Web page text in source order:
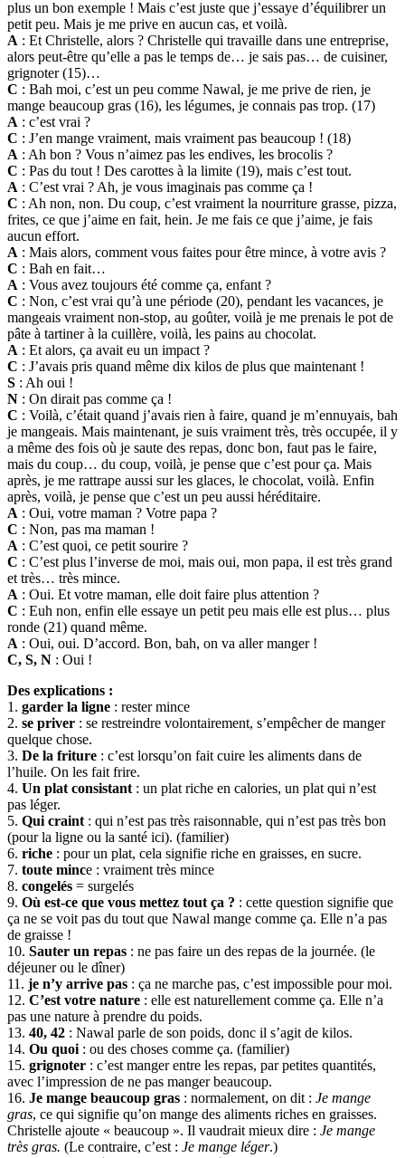
plus un bon exemple ! Mais c’est juste que j’essaye d’équilibrer un
petit peu. Mais je me prive en aucun cas, et voilà.
A : Et Christelle, alors ? Christelle qui travaille dans une entreprise,
alors peut-être qu’elle a pas le temps de… je sais pas… de cuisiner,
grignoter (15)…
C : Bah moi, c’est un peu comme Nawal, je me prive de rien, je
mange beaucoup gras (16), les légumes, je connais pas trop. (17)
A : c’est vrai ?
C : J’en mange vraiment, mais vraiment pas beaucoup ! (18)
A : Ah bon ? Vous n’aimez pas les endives, les brocolis ?
C : Pas du tout ! Des carottes à la limite (19), mais c’est tout.
A : C’est vrai ? Ah, je vous imaginais pas comme ça !
C : Ah non, non. Du coup, c’est vraiment la nourriture grasse, pizza,
frites, ce que j’aime en fait, hein. Je me fais ce que j’aime, je fais
aucun effort.
A : Mais alors, comment vous faites pour être mince, à votre avis ?
C : Bah en fait…
A : Vous avez toujours été comme ça, enfant ?
C : Non, c’est vrai qu’à une période (20), pendant les vacances, je
mangeais vraiment non-stop, au goûter, voilà je me prenais le pot de
pâte à tartiner à la cuillère, voilà, les pains au chocolat.
A : Et alors, ça avait eu un impact ?
C : J’avais pris quand même dix kilos de plus que maintenant !
S : Ah oui !
N : On dirait pas comme ça !
C : Voilà, c’était quand j’avais rien à faire, quand je m’ennuyais, bah
je mangeais. Mais maintenant, je suis vraiment très, très occupée, il y
a même des fois où je saute des repas, donc bon, faut pas le faire,
mais du coup… du coup, voilà, je pense que c’est pour ça. Mais
après, je me rattrape aussi sur les glaces, le chocolat, voilà. Enfin
après, voilà, je pense que c’est un peu aussi héréditaire.
A : Oui, votre maman ? Votre papa ?
C : Non, pas ma maman !
A : C’est quoi, ce petit sourire ?
C : C’est plus l’inverse de moi, mais oui, mon papa, il est très grand
et très… très mince.
A : Oui. Et votre maman, elle doit faire plus attention ?
C : Euh non, enfin elle essaye un petit peu mais elle est plus… plus
ronde (21) quand même.
A : Oui, oui. D’accord. Bon, bah, on va aller manger !
C, S, N : Oui !
Des explications :
1. garder la ligne : rester mince
2. se priver : se restreindre volontairement, s’empêcher de manger
quelque chose.
3. De la friture : c’est lorsqu’on fait cuire les aliments dans de
l’huile. On les fait frire.
4. Un plat consistant : un plat riche en calories, un plat qui n’est
pas léger.
5. Qui craint : qui n’est pas très raisonnable, qui n’est pas très bon
(pour la ligne ou la santé ici). (familier)
6. riche : pour un plat, cela signifie riche en graisses, en sucre.
7. toute mince : vraiment très mince
8. congelés = surgelés
9. Où est-ce que vous mettez tout ça ? : cette question signifie que
ça ne se voit pas du tout que Nawal mange comme ça. Elle n’a pas
de graisse !
10. Sauter un repas : ne pas faire un des repas de la journée. (le
déjeuner ou le dîner)
11. je n’y arrive pas : ça ne marche pas, c’est impossible pour moi.
12. C’est votre nature : elle est naturellement comme ça. Elle n’a
pas une nature à prendre du poids.
13. 40, 42 : Nawal parle de son poids, donc il s’agit de kilos.
14. Ou quoi : ou des choses comme ça. (familier)
15. grignoter : c’est manger entre les repas, par petites quantités,
avec l’impression de ne pas manger beaucoup.
16. Je mange beaucoup gras : normalement, on dit : Je mange
gras, ce qui signifie qu’on mange des aliments riches en graisses.
Christelle ajoute « beaucoup ». Il vaudrait mieux dire : Je mange
très gras. (Le contraire, c’est : Je mange léger.)